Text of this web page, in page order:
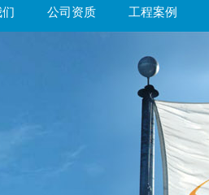
公司资质 工程案例